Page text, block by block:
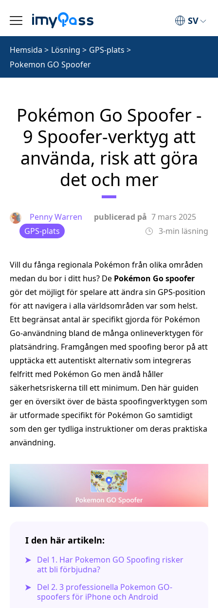
SV
Hemsida > Lösning > GPS-plats >
Pokemon GO Spoofer
Pokémon Go Spoofer -
9 Spoofer-verktyg att
använda, risk att göra
det och mer
Penny Warren publicerad på 7 mars 2025
GPS-plats
3-min läsning
Vill du fånga regionala Pokémon från olika områden
medan du bor i ditt hus? De Pokémon Go spoofer
gör det möjligt för spelare att ändra sin GPS-position
för att navigera i alla världsområden var som helst.
Ett begränsat antal är specifikt gjorda för Pokémon
Go-användning bland de många onlineverktygen för
platsändring. Framgången med spoofing beror på att
upptäcka ett autentiskt alternativ som integreras
felfritt med Pokémon Go men ändå håller
säkerhetsriskerna till ett minimum. Den här guiden
ger en översikt över de bästa spoofingverktygen som
är utformade specifikt för Pokémon Go samtidigt
som den ger tydliga instruktioner om deras praktiska
användning.
I den här artikeln:
Del 1. Har Pokemon GO Spoofing risker
att bli förbjudna?
Del 2. 3 professionella Pokemon GO-
spoofers för iPhone och Android